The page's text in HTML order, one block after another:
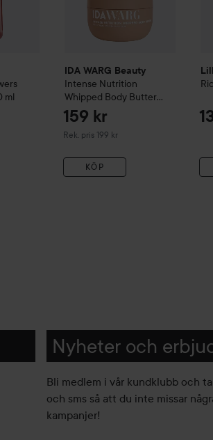
ml
IDA WARG Beauty
Intense Nutrition
Whipped Body Butter
250 ml
159 kr
Rek. pris 199 kr
Rekommenderat pris 199 kr
KÖP
Nyheter och
Bli medlem i vår kundklubb och
och sms så att du inte missar
kampanjer!